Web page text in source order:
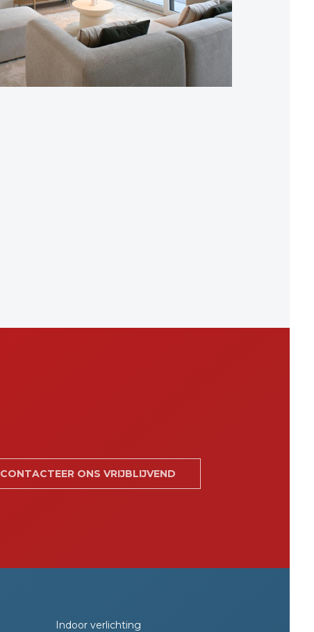
CONTACTEER ONS VRIJBLIJVEND
Indoor verlichting